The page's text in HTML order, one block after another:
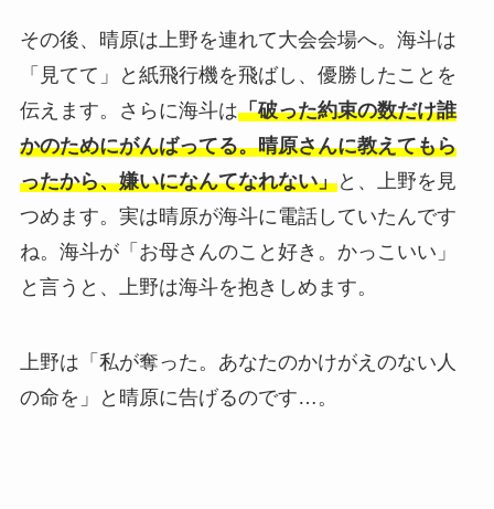
その後、晴原は上野を連れて大会会場へ。海斗は
「見てて」と紙飛行機を飛ばし、優勝したことを
伝えます。さらに海斗は「破った約束の数だけ誰
かのためにがんばってる。晴原さんに教えてもら
ったから、嫌いになんてなれない」と、上野を見
つめます。実は晴原が海斗に電話していたんです
ね。海斗が「お母さんのこと好き。かっこいい」
と言うと、上野は海斗を抱きしめます。
上野は「私が奪った。あなたのかけがえのない人
の命を」と晴原に告げるのです…。